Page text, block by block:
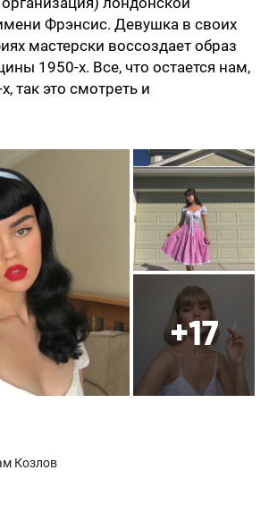
Фрэнсис. Девушка в своих
мастерски воссоздает образ
1950-х. Все, что остается нам,
так это смотреть и
+17
Козлов